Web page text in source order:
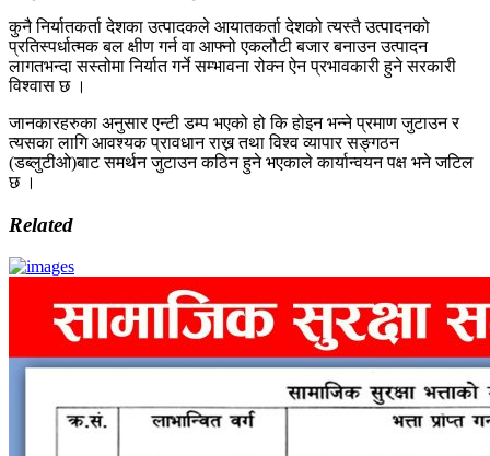
कुनै निर्यातकर्ता देशका उत्पादकले आयातकर्ता देशको त्यस्तै उत्पादनको
प्रतिस्पर्धात्मक बल क्षीण गर्न वा आफ्नो एकलौटी बजार बनाउन उत्पादन
लागतभन्दा सस्तोमा निर्यात गर्ने सम्भावना रोक्न ऐन प्रभावकारी हुने सरकारी
विश्वास छ ।
जानकारहरुका अनुसार एन्टी डम्प भएको हो कि होइन भन्ने प्रमाण जुटाउन र
त्यसका लागि आवश्यक प्रावधान राख्न तथा विश्व व्यापार सङ्गठन
(डब्लुटीओ)बाट समर्थन जुटाउन कठिन हुने भएकाले कार्यान्वयन पक्ष भने जटिल
छ ।
Related